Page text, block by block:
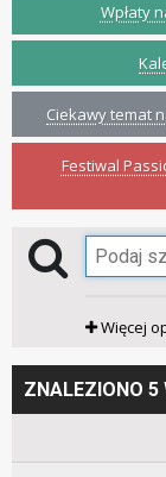
Wpłaty
Ciekawy temat
Festiwal
Więcej
ZNALEZIONO 5